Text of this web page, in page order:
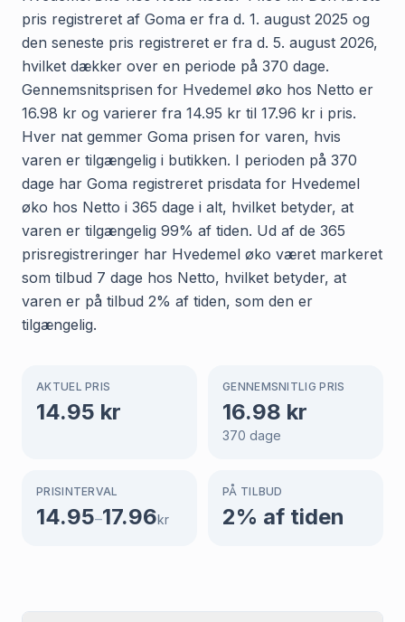
pris registreret af Goma er fra d. 1. august 2025 og
den seneste pris registreret er fra d. 5. august 2026,
hvilket dækker over en periode på 370 dage.
Gennemsnitsprisen for Hvedemel øko hos Netto er
16.98 kr og varierer fra 14.95 kr til 17.96 kr i pris.
Hver nat gemmer Goma prisen for varen, hvis
varen er tilgængelig i butikken. I perioden på 370
dage har Goma registreret prisdata for Hvedemel
øko hos Netto i 365 dage i alt, hvilket betyder, at
varen er tilgængelig 99% af tiden. Ud af de 365
prisregistreringer har Hvedemel øko været markeret
som tilbud 7 dage hos Netto, hvilket betyder, at
varen er på tilbud 2% af tiden, som den er
tilgængelig.
AKTUEL PRIS
14.95 kr
GENNEMSNITLIG PRIS
16.98 kr
370 dage
PRISINTERVAL
14.95–17.96kr
PÅ TILBUD
2% af tiden